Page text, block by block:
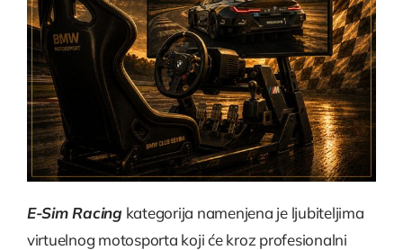
E-Sim Racing kategorija namenjena je ljubiteljima
virtuelnog motosporta koji će kroz profesionalni